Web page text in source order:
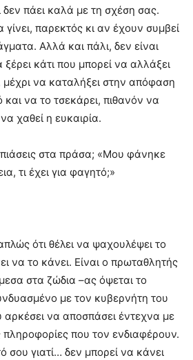
δεν πάει καλά με τη σχέση σας.
παρεκτός κι αν έχουν συμβεί
Αλλά και πάλι, δεν είναι
ξέρει κάτι που μπορεί να αλλάξει
να καταλήξει στην απόφαση
και να το τσεκάρει, πιθανόν να
χαθεί η ευκαιρία.
στα πράσα; «Μου φάνηκε
τι έχει για φαγητό;»
ότι θέλει να ψαχουλέψει το
να το κάνει. Είναι ο πρωταθλητής
στα ζώδια –ας όψεται το
με τον κυβερνήτη του
να αποσπάσει έντεχνα με
πληροφορίες που τον ενδιαφέρουν.
σου γιατί… δεν μπορεί να κάνει